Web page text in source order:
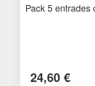
Pack 5 entrades
24,60 €